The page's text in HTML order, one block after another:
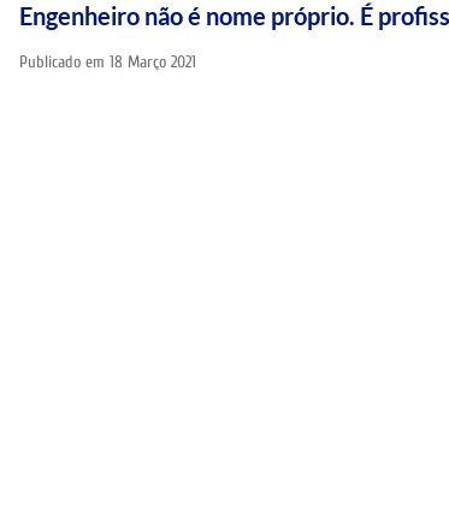
Engenheiro não é nome próprio. É
Publicado em 18 Março 2021